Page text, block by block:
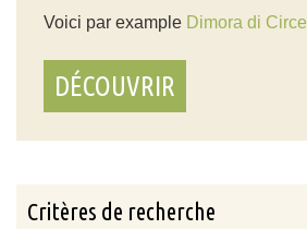
Voici par example Dimora di Circe
DÉCOUVRIR
Critères de recherche